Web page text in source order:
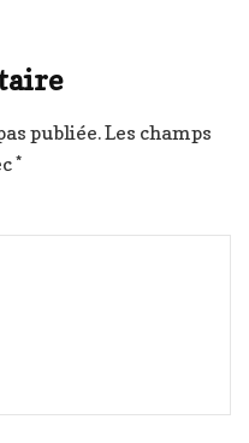
publiée.Les champs
*